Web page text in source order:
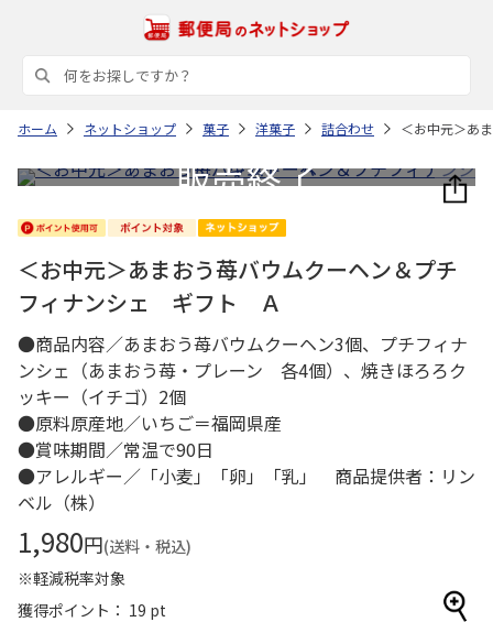
ホーム ネットショップ 菓子 洋菓子 詰合わせ ＜お中元＞あ
＜お中元＞あまおう苺バウムクーヘン＆プチ
フィナンシェ ギフト Ａ
●商品内容／あまおう苺バウムクーヘン3個、プチフィナ
ンシェ（あまおう苺・プレーン 各4個）、焼きほろろク
ッキー（イチゴ）2個
●原料原産地／いちご＝福岡県産
●賞味期間／常温で90日
●アレルギー／「小麦」「卵」「乳」 商品提供者：リン
ベル（株）
1,980円(送料・税込)
※軽減税率対象
獲得ポイント： 19 pt